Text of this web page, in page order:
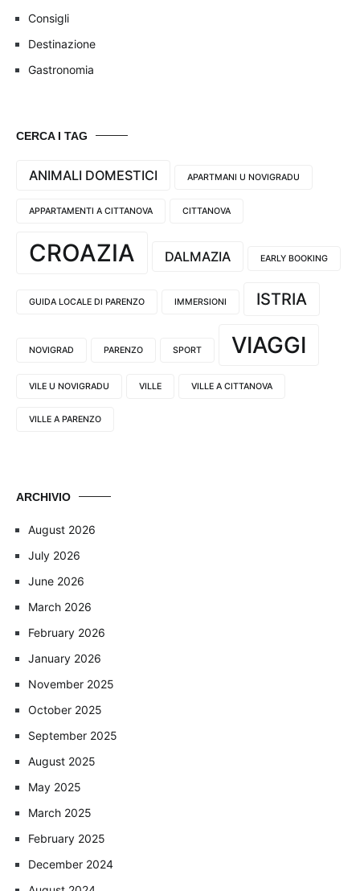
Consigli
Destinazione
Gastronomia
CERCA I TAG
ANIMALI DOMESTICI APARTMANI U NOVIGRADU
APPARTAMENTI A CITTANOVA CITTANOVA
CROAZIA DALMAZIA EARLY BOOKING
GUIDA LOCALE DI PARENZO IMMERSIONI ISTRIA
NOVIGRAD PARENZO SPORT VIAGGI
VILE U NOVIGRADU VILLE VILLE A CITTANOVA
VILLE A PARENZO
ARCHIVIO
August 2026
July 2026
June 2026
March 2026
February 2026
January 2026
November 2025
October 2025
September 2025
August 2025
May 2025
March 2025
February 2025
December 2024